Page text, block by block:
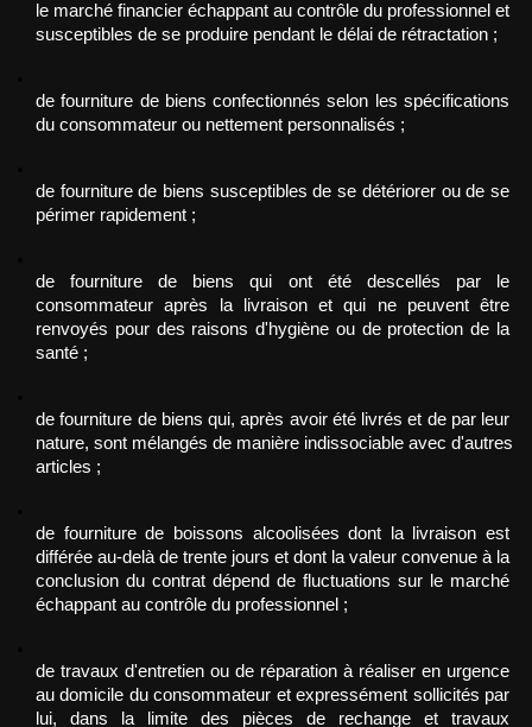
le marché financier échappant au contrôle du professionnel et
susceptibles de se produire pendant le délai de rétractation ;
de fourniture de biens confectionnés selon les spécifications
du consommateur ou nettement personnalisés ;
de fourniture de biens susceptibles de se détériorer ou de se
périmer rapidement ;
de fourniture de biens qui ont été descellés par le
consommateur après la livraison et qui ne peuvent être
renvoyés pour des raisons d'hygiène ou de protection de la
santé ;
de fourniture de biens qui, après avoir été livrés et de par leur
nature, sont mélangés de manière indissociable avec d'autres
articles ;
de fourniture de boissons alcoolisées dont la livraison est
différée au-delà de trente jours et dont la valeur convenue à la
conclusion du contrat dépend de fluctuations sur le marché
échappant au contrôle du professionnel ;
de travaux d'entretien ou de réparation à réaliser en urgence
au domicile du consommateur et expressément sollicités par
lui, dans la limite des pièces de rechange et travaux